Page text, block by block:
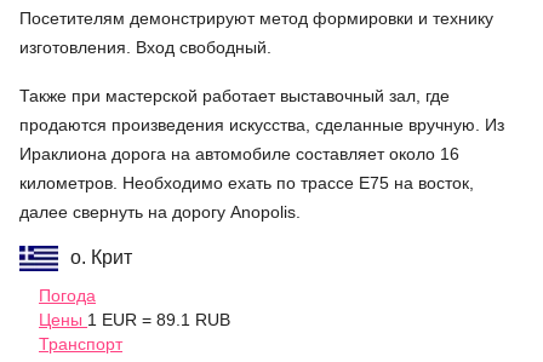
Посетителям демонстрируют метод формировки и технику
изготовления. Вход свободный.
Также при мастерской работает выставочный зал, где
продаются произведения искусства, сделанные вручную. Из
Ираклиона дорога на автомобиле составляет около 16
километров. Необходимо ехать по трассе Е75 на восток,
далее свернуть на дорогу Anopolis.
о. Крит
Погода
Цены 1 EUR = 89.1 RUB
Транспорт